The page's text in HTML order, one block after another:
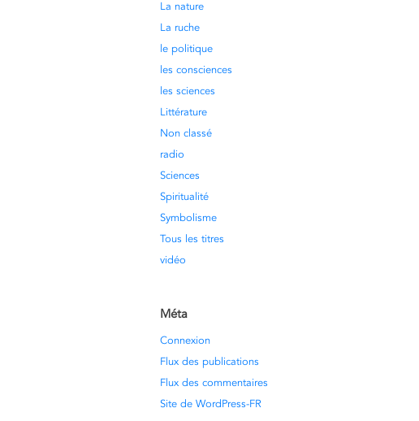
La nature
La ruche
le politique
les consciences
les sciences
Littérature
Non classé
radio
Sciences
Spiritualité
Symbolisme
Tous les titres
vidéo
Méta
Connexion
Flux des publications
Flux des commentaires
Site de WordPress-FR